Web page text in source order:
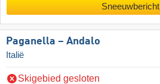
Sneeuwbericht
Paganella – Andalo
Italië
Skigebied gesloten